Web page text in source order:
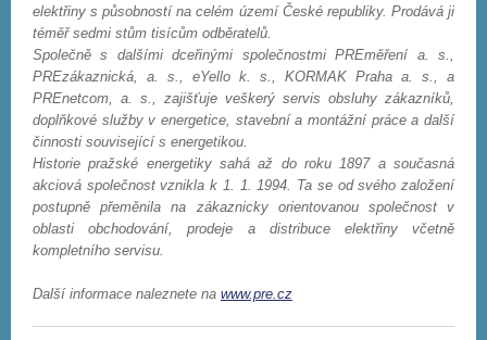
elektřiny s působností na celém území České republiky. Prodává ji
téměř sedmi stům tisícům odběratelů.
Společně s dalšími dceřinými společnostmi PREměření a. s.,
PREzákaznická, a. s., eYello k. s., KORMAK Praha a. s., a
PREnetcom, a. s., zajišťuje veškerý servis obsluhy zákazníků,
doplňkové služby v energetice, stavební a montážní práce a další
činnosti související s energetikou.
Historie pražské energetiky sahá až do roku 1897 a současná
akciová společnost vznikla k 1. 1. 1994. Ta se od svého založení
postupně přeměnila na zákaznicky orientovanou společnost v
oblasti obchodování, prodeje a distribuce elektřiny včetně
kompletního servisu.
Další informace naleznete na www.pre.cz